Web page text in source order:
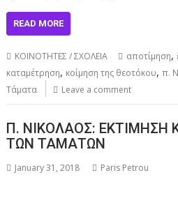
READ MORE
ΚΟΙΝΟΤΗΤΕΣ / ΣΧΟΛΕΙΑ αποτίμηση,
καταμέτρηση, κοίμηση της θεοτόκου,π.
Τάματα Leave a comment
Π. ΝΙΚΟΛΑΟΣ: ΕΚΤΙΜΗΣΗ
ΤΩΝ ΤΑΜΑΤΩΝ
January 31, 2018 Paris Petrou